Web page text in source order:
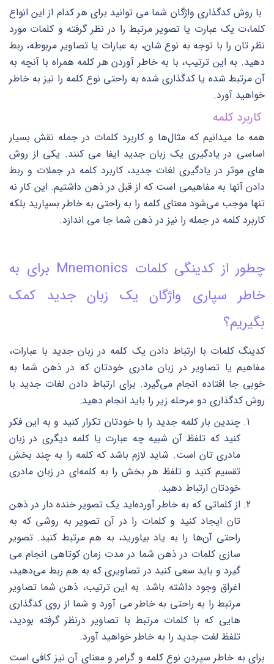
با روش کدگذاری واژگان شما می توانید برای هر کدام از این انواع
کلما،ت یک عبارت یا تصویر مرتبط را در نظر گرفته و کلمات مورد
نظر تان را با توجه به نوع شان، به عبارات یا تصاویر مربوطه، ربط
دهید. به این ترتیب، با به خاطر آوردن هر کلمه همراه با آنچه به
آن مرتبط شده یا کدگذاری شده به راحتی نوع کلمه را نیز به خاطر
خواهید آورد.
کاربرد کلمه
همه ما میدانیم که مثال‌ها و کاربرد کلمات در جمله نقش بسیار
اساسی در یادگیری یک زبان جدید ایفا می کنند. یکی از روش
های موثر در یادگیری لغات جدید، کاربرد کلمه در جملات و ربط
دادن آنها به مفاهیمی است که از قبل در ذهن داشتیم. این کار نه
تنها موجب می‌شود معنای کلمه را به راحتی به خاطر بسپارید بلکه
کاربرد کلمه در جمله را نیز در ذهن شما جا می اندازد.
چطور از کدینگی کلمات Mnemonics برای به
خاطر سپاری واژگان یک زبان جدید کمک
بگیریم؟
کدینگ کلمات با ارتباط دادن یک کلمه در زبان جدید با عبارات،
مفاهیم یا تصاویر در زبان مادری خودتان که در ذهن شما به
خوبی جا افتاده انجام می‌گیرد. برای ارتباط دادن لغات جدید با
روش کدگذاری دو مرحله زیر را باید انجام دهید:
چندین بار کلمه جدید را با خودتان تکرار کنید و به این فکر
کنید که تلفظ آن شبیه چه عبارت یا کلمه دیگری در زبان
مادری تان است. شاید لازم باشد که کلمه را به چند بخش
تقسیم کنید و تلفظ هر بخش را به کلمه‌ای در زبان مادری
خودتان ارتباط دهید.
از کلماتی که به خاطر آورده‌اید یک تصویر خنده دار در ذهن
تان ایجاد کنید و کلمات را در آن تصویر به روشی که به
راحتی آن‌ها را به یاد بیاورید، به هم مرتبط کنید. تصویر
سازی کلمات در ذهن شما در مدت زمان کوتاهی انجام می
گیرد و باید سعی کنید در تصاویری که به هم ربط می‌دهید،
اغراق وجود داشته باشد. به این ترتیب، ذهن شما تصاویر
مرتبط را به راحتی به خاطر می آورد و شما از روی کدگذاری
هایی که با کلمات مرتبط با تصاویر درنظر گرفته بودید،
تلفظ لغت جدید را به خاطر خواهید آورد.
برای به خاطر سپردن نوع کلمه و گرامر و معنای آن نیز کافی است